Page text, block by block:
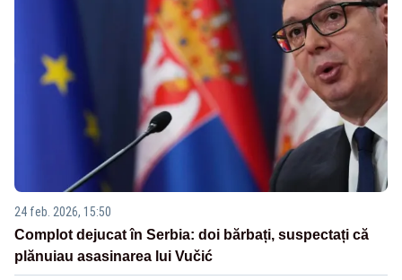
24 feb. 2026, 15:50
Complot dejucat în Serbia: doi bărbați, suspectați că
plănuiau asasinarea lui Vučić